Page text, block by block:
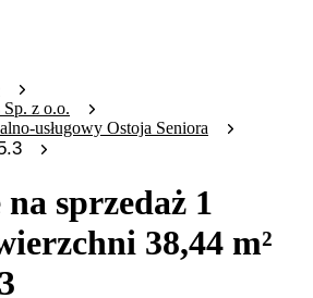
z o.o.
usługowy Ostoja Seniora
sprzedaż 1
38,44 m²